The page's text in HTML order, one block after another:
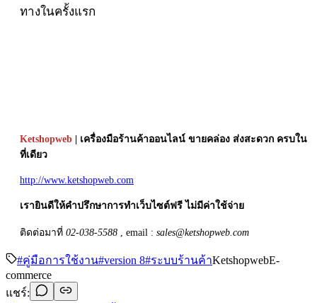
ทางในครั้งแรก
Ketshopweb
| เครื่องมือร้านค้าออนไลน์ ขายคล่อง ส่งสะดวก ครบใน
ที่เดียว
http://www.ketshopweb.com
เรายินดีให้คำปรึกษาการทำเว็บไซต์ฟรี ไม่มีค่าใช้จ่าย
ติดต่อมาที่ 02-038-5588 , email : sales@ketshopweb.com
#คู่มือการใช้งาน#version 8#ระบบร้านค้าKetshopwebE-
commerce
แชร์: